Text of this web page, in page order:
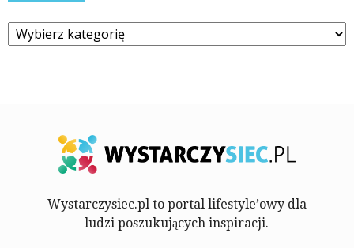
Kategorie
Wystarczysiec.pl to portal lifestyle’owy dla
ludzi poszukujących inspiracji.